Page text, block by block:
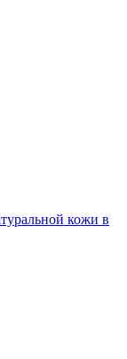
кожи в